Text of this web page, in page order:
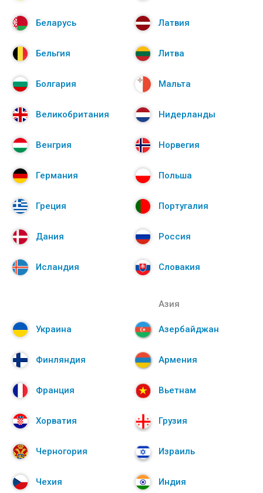
Беларусь
Бельгия
Болгария
Великобритания
Венгрия
Германия
Греция
Дания
Исландия
Латвия
Литва
Мальта
Нидерланды
Норвегия
Польша
Португалия
Россия
Словакия
Украина
Финляндия
Франция
Хорватия
Черногория
Чехия
Азия
Азербайджан
Армения
Вьетнам
Грузия
Израиль
Индия